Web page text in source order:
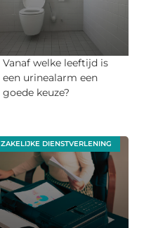
Vanaf welke leeftijd is
een urinealarm een
goede keuze?
ZAKELIJKE DIENSTVERLENING